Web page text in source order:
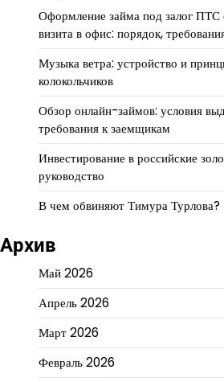
Оформление займа под залог ПТС
визита в офис: порядок,
Музыка ветра: устройство и
колокольчиков
Обзор онлайн-займов: условия
требования к заемщикам
Инвестирование в российские
руководство
В чем обвиняют Тимура Турлова?
Архив
Май 2026
Апрель 2026
Март 2026
Февраль 2026